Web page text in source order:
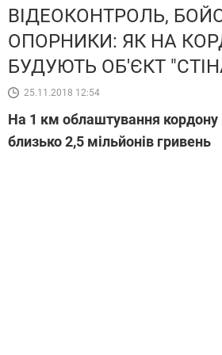
ВІДЕОКОНТРОЛЬ,
ОПОРНИКИ: ЯК НА
БУДУЮТЬ ОБ'ЄКТ
25.11.2018 12:54
На 1 км облаштування кордону
близько 2,5 мільйонів гривень